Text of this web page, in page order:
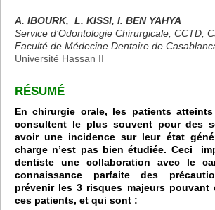
A. IBOURK, L. KISSI, I. BEN YAHYA
Service d’Odontologie Chirurgicale, CCTD,
Faculté de Médecine Dentaire de
Université Hassan II
RÉSUMÉ
En chirurgie orale, les patients
consultent le plus souvent pour des
avoir une incidence sur leur état
charge n’est pas bien étudiée. Ceci
dentiste une collaboration avec le
connaissance parfaite des
prévenir les 3 risques majeurs pouvant
ces patients, et qui sont :